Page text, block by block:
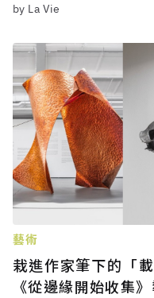
by La Vie
藝術
栽進作家筆下的「
《從邊緣開始收集